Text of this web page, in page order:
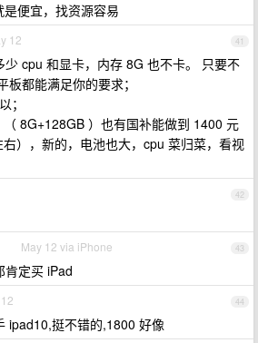
便宜，找资源容易
41
12
少 cpu 和显卡，内存 8G 也不卡。 只要不
都能满足你的要求；
；
8G+128GB ）也有国补能做到 1400 元
），新的，电池也大，cpu 菜归菜，看视
42
43
May 12 via iPhone
肯定买 iPad
44
ipad10,挺不错的,1800 好像